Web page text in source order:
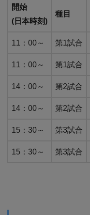
開始
(日本時刻)
種目
11：00～ 第1試合
11：00～ 第1試合
14：00～ 第2試合
14：00～ 第2試合
15：30～ 第3試合
15：30～ 第3試合